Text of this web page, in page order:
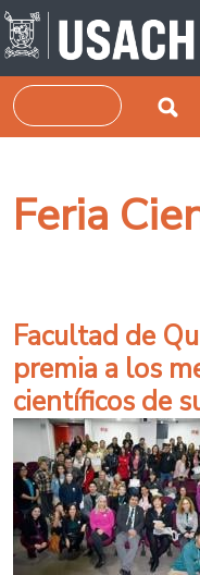
Pasar al contenido
Buscar
Feria
Facultad de
premia a los
científicos de